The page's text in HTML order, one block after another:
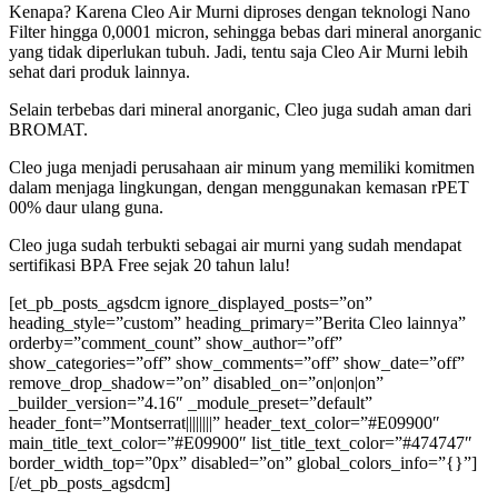
Kenapa? Karena Cleo Air Murni diproses dengan teknologi Nano
Filter hingga 0,0001 micron, sehingga bebas dari mineral anorganic
yang tidak diperlukan tubuh. Jadi, tentu saja Cleo Air Murni lebih
sehat dari produk lainnya.
Selain terbebas dari mineral anorganic, Cleo juga sudah aman dari
BROMAT.
Cleo juga menjadi perusahaan air minum yang memiliki komitmen
dalam menjaga lingkungan, dengan menggunakan kemasan rPET
00% daur ulang guna.
Cleo juga sudah terbukti sebagai air murni yang sudah mendapat
sertifikasi BPA Free sejak 20 tahun lalu!
[et_pb_posts_agsdcm ignore_displayed_posts=”on”
heading_style=”custom” heading_primary=”Berita Cleo lainnya”
orderby=”comment_count” show_author=”off”
show_categories=”off” show_comments=”off” show_date=”off”
remove_drop_shadow=”on” disabled_on=”on|on|on”
_builder_version=”4.16″ _module_preset=”default”
header_font=”Montserrat||||||||” header_text_color=”#E09900″
main_title_text_color=”#E09900″ list_title_text_color=”#474747″
border_width_top=”0px” disabled=”on” global_colors_info=”{}”]
[/et_pb_posts_agsdcm]